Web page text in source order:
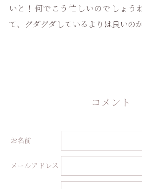
いと！何でこう忙しいのでしょう
て、グダグダしているよりは良いの
コメント
お名前
メールアドレス